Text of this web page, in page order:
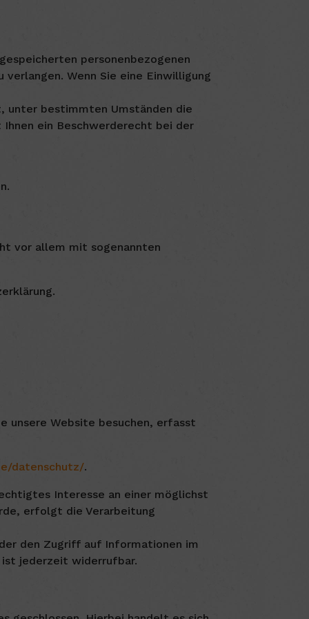
personenbezogenen
Wenn Sie eine Einwilligung
unter bestimmten Umständen die
ein Beschwerderecht bei der
vor allem mit sogenannten
unsere Website besuchen, erfasst
datenschutz/.
Interesse an einer möglichst
erfolgt die Verarbeitung
den Zugriff auf Informationen im
ist jederzeit widerrufbar.